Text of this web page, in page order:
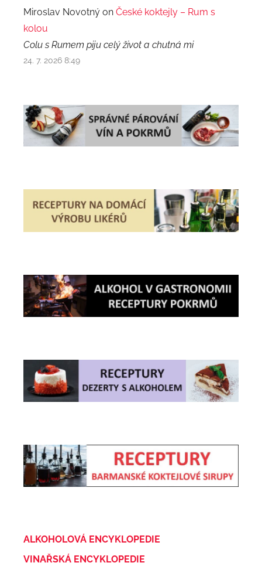
Miroslav Novotný on České koktejly – Rum s
kolou
Colu s Rumem piju celý život a chutná mi
24. 7. 2026 8:49
ALKOHOLOVÁ ENCYKLOPEDIE
VINAŘSKÁ ENCYKLOPEDIE